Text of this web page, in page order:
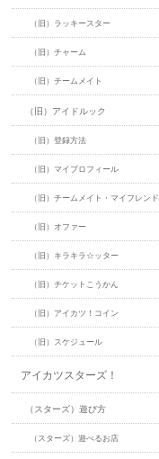
（旧）ラッキースター
（旧）チャーム
（旧）チームメイト
（旧）アイドルック
（旧）登録方法
（旧）マイプロフィール
（旧）チームメイト・マイフレンド
（旧）オファー
（旧）キラキラ☆ッター
（旧）チケットこうかん
（旧）アイカツ！コイン
（旧）スケジュール
アイカツスターズ！
（スターズ）遊び方
（スターズ）遊べるお店